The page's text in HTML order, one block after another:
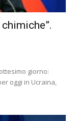
giorno:
oggi in Ucraina,